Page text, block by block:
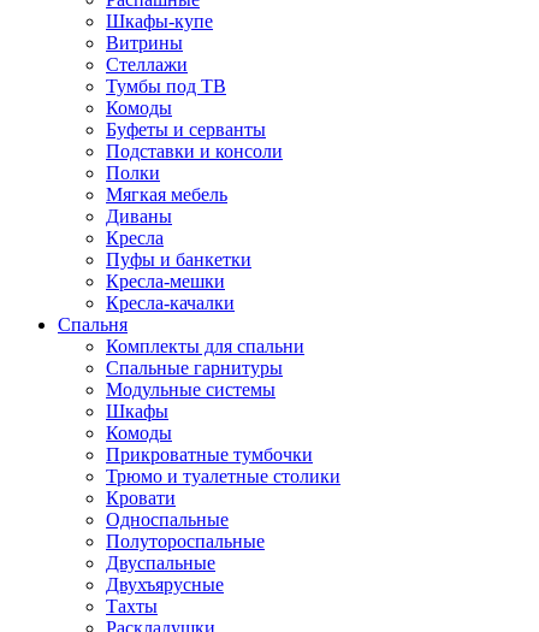
Шкафы-купе
Витрины
Стеллажи
Тумбы под ТВ
Комоды
Буфеты и серванты
Подставки и консоли
Полки
Мягкая мебель
Диваны
Кресла
Пуфы и банкетки
Кресла-мешки
Кресла-качалки
Спальня
Комплекты для спальни
Спальные гарнитуры
Модульные системы
Шкафы
Комоды
Прикроватные тумбочки
Трюмо и туалетные столики
Кровати
Односпальные
Полутороспальные
Двуспальные
Двухъярусные
Тахты